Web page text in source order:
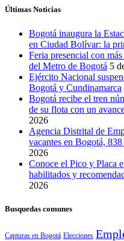
Últimas Noticias
Bogotá inaugura la
en Ciudad Bolívar: la
Feria presencial con
del Metro de Bogotá 5
Ejército Nacional
Bogotá y Cundinamarca
Bogotá recibe el tren
de su flota con un
2026
Agencia Distrital de
vacantes en Bogotá,
2026
Conoce el Pico y Placa
habilitados y
2026
Busquedas comunes
Capturas en Bogotá Elecciones